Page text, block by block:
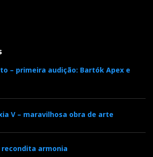
– primeira audição: Bartók Apex e
V – maravilhosa obra de arte
recondita armonia